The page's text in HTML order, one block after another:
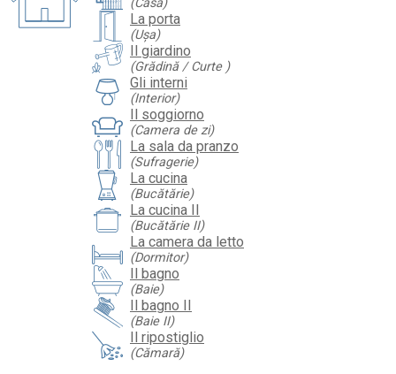
(Casa)
La porta
(Ușa)
Il giardino
(Grădină / Curte )
Gli interni
(Interior)
Il soggiorno
(Camera de zi)
La sala da pranzo
(Sufragerie)
La cucina
(Bucătărie)
La cucina II
(Bucătărie II)
La camera da letto
(Dormitor)
Il bagno
(Baie)
Il bagno II
(Baie II)
Il ripostiglio
(Cămară)